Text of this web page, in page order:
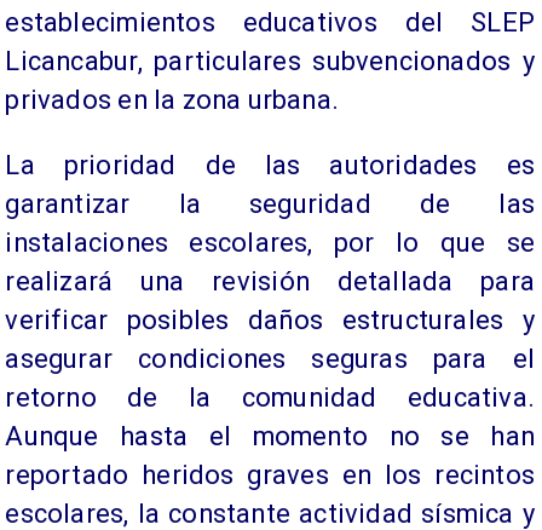
establecimientos educativos del SLEP
Licancabur, particulares subvencionados y
privados en la zona urbana.
La prioridad de las autoridades es
garantizar la seguridad de las
instalaciones escolares, por lo que se
realizará una revisión detallada para
verificar posibles daños estructurales y
asegurar condiciones seguras para el
retorno de la comunidad educativa.
Aunque hasta el momento no se han
reportado heridos graves en los recintos
escolares, la constante actividad sísmica y